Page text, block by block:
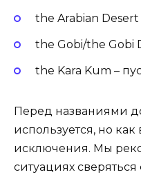
the Arabian
the Gobi/the Gobi
the Kara Kum –
Перед названиями
используется, но
исключения. Мы
ситуациях сверяться